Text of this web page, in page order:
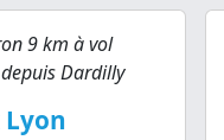
9 km à vol
Dardilly
Lyon